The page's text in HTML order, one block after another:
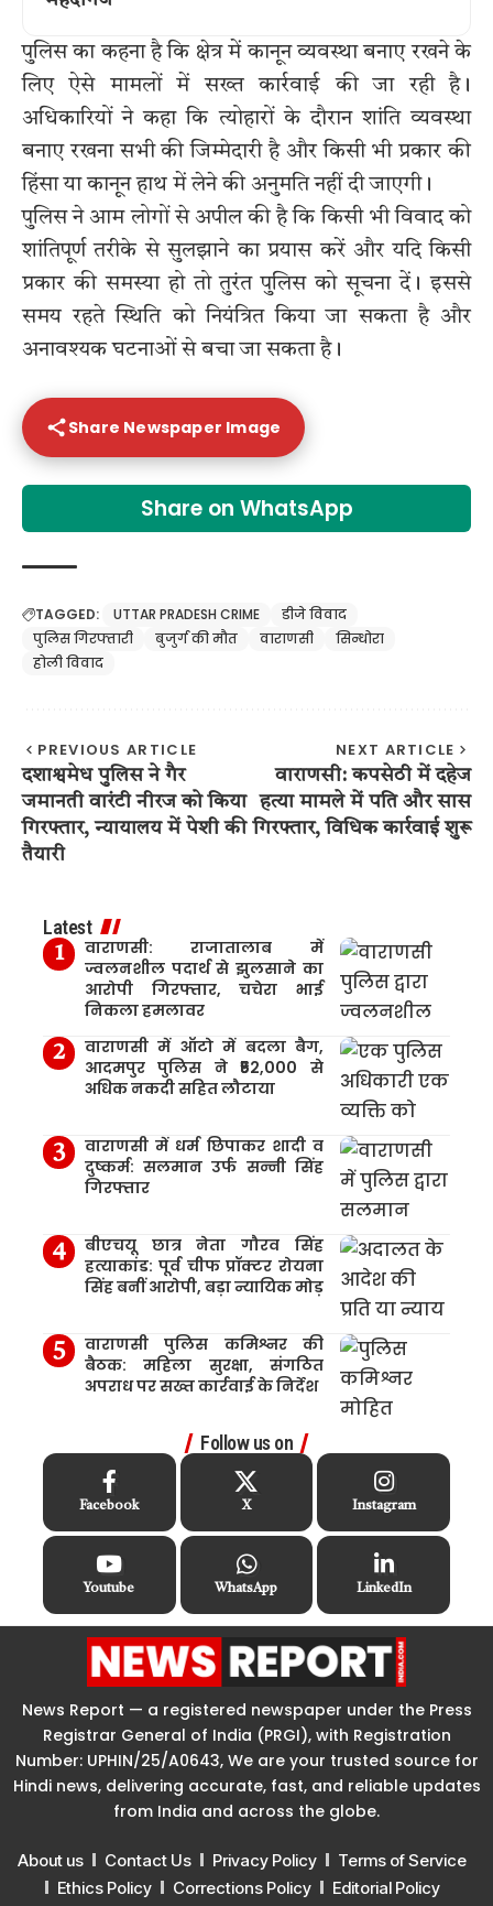
पुलिस का कहना है कि क्षेत्र में कानून व्यवस्था बनाए रखने के
लिए ऐसे मामलों में सख्त कार्रवाई की जा रही है।
अधिकारियों ने कहा कि त्योहारों के दौरान शांति व्यवस्था
बनाए रखना सभी की जिम्मेदारी है और किसी भी प्रकार की
हिंसा या कानून हाथ में लेने की अनुमति नहीं दी जाएगी।
पुलिस ने आम लोगों से अपील की है कि किसी भी विवाद को
शांतिपूर्ण तरीके से सुलझाने का प्रयास करें और यदि किसी
प्रकार की समस्या हो तो तुरंत पुलिस को सूचना दें। इससे
समय रहते स्थिति को नियंत्रित किया जा सकता है और
अनावश्यक घटनाओं से बचा जा सकता है।
Share Newspaper Image
Share on WhatsApp
TAGGED: UTTAR PRADESH CRIME
डीजे विवाद
पुलिस गिरफ्तारी
बुजुर्ग की मौत वाराणसी
सिन्धोरा
होली विवाद
PREVIOUS ARTICLE
दशाश्वमेध पुलिस ने गैर
जमानती वारंटी नीरज को किया
गिरफ्तार, न्यायालय में पेशी की
तैयारी
NEXT ARTICLE
वाराणसी: कपसेठी में दहेज
हत्या मामले में पति और सास
गिरफ्तार, विधिक कार्रवाई शुरू
Latest
वाराणसी: राजातालाब में
ज्वलनशील पदार्थ से झुलसाने का
आरोपी गिरफ्तार, चचेरा भाई
निकला हमलावर
वाराणसी में ऑटो में बदला बैग,
आदमपुर पुलिस ने ₹52,000 से
अधिक नकदी सहित लौटाया
वाराणसी में धर्म छिपाकर शादी व
दुष्कर्म: सलमान उर्फ सन्नी सिंह
गिरफ्तार
बीएचयू छात्र नेता गौरव सिंह
हत्याकांड: पूर्व चीफ प्रॉक्टर रोयना
सिंह बनीं आरोपी, बड़ा न्यायिक मोड़
वाराणसी पुलिस कमिश्नर की
बैठक: महिला सुरक्षा, संगठित
अपराध पर सख्त कार्रवाई के निर्देश
Follow us on
Facebook X Instagram
Youtube WhatsApp LinkedIn
News Report — a registered newspaper under the Press
Registrar General of India (PRGI), with Registration
Number: UPHIN/25/A0643, We are your trusted source for
Hindi news, delivering accurate, fast, and reliable updates
from India and across the globe.
About us Contact Us Privacy Policy
Terms of Service
Ethics Policy
Corrections Policy
Editorial Policy